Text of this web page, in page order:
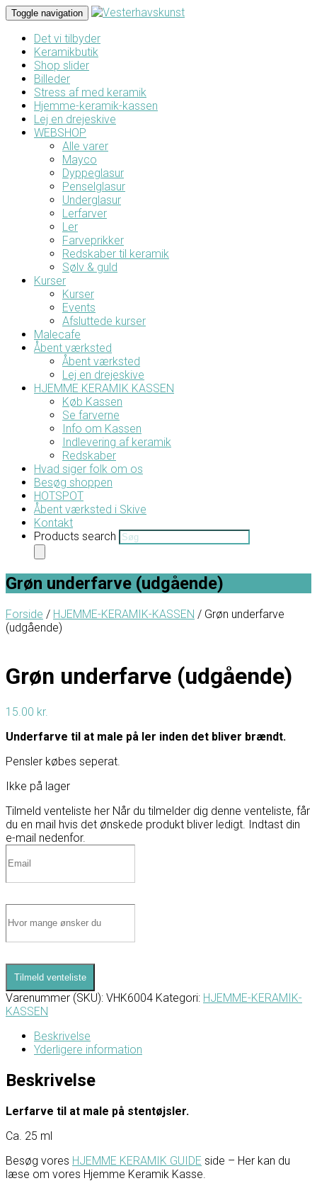
Toggle navigation
Det vi tilbyder
Keramikbutik
Shop slider
Billeder
Stress af med keramik
Hjemme-keramik-kassen
Lej en drejeskive
WEBSHOP
Alle varer
Mayco
Dyppeglasur
Penselglasur
Underglasur
Lerfarver
Ler
Farveprikker
Redskaber til keramik
Sølv & guld
Kurser
Kurser
Events
Afsluttede kurser
Malecafe
Åbent værksted
Åbent værksted
Lej en drejeskive
HJEMME KERAMIK KASSEN
Køb Kassen
Se farverne
Info om Kassen
Indlevering af keramik
Redskaber
Hvad siger folk om os
Besøg shoppen
HOTSPOT
Åbent værksted i Skive
Kontakt
Products search
Grøn underfarve (udgående)
Forside / HJEMME-KERAMIK-KASSEN / Grøn underfarve
(udgående)
Grøn underfarve (udgående)
15.00 kr.
Underfarve til at male på ler inden det bliver brændt.
Pensler købes seperat.
Ikke på lager
Tilmeld venteliste her Når du tilmelder dig denne venteliste, får
du en mail hvis det ønskede produkt bliver ledigt. Indtast din
e-mail nedenfor.
Tilmeld venteliste
Varenummer (SKU): VHK6004 Kategori: HJEMME-KERAMIK-
KASSEN
Beskrivelse
Yderligere information
Beskrivelse
Lerfarve til at male på stentøjsler.
Ca. 25 ml
Besøg vores HJEMME KERAMIK GUIDE side – Her kan du
læse om vores Hjemme Keramik Kasse.